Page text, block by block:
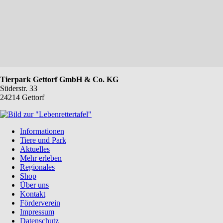
Tierpark Gettorf GmbH & Co. KG
Süderstr. 33
24214 Gettorf
Navigation
überspringen
Informationen
Tiere und Park
Aktuelles
Mehr erleben
Regionales
Shop
Über uns
Kontakt
Förderverein
Impressum
Datenschutz